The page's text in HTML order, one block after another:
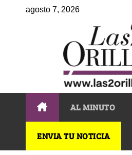
agosto 7, 2026
AL MINUTO
ENVIA TU NOTICIA